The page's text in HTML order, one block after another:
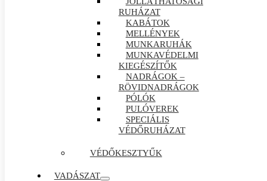
RUHÁZAT
KABÁTOK
MELLÉNYEK
MUNKARUHÁK
MUNKAVÉDELMI
KIEGÉSZÍTŐK
NADRÁGOK –
RÖVIDNADRÁGOK
PÓLÓK
PULÓVEREK
SPECIÁLIS
VÉDŐRUHÁZAT
VÉDŐKESZTYŰK
VADÁSZAT